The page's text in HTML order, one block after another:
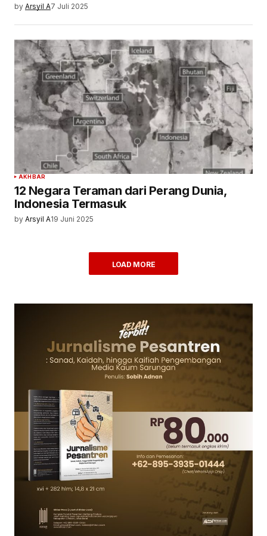
by Arsyil A7 Juli 2025
AKHBAR
12 Negara Teraman dari Perang Dunia,
Indonesia Termasuk
by Arsyil A19 Juni 2025
LOAD MORE